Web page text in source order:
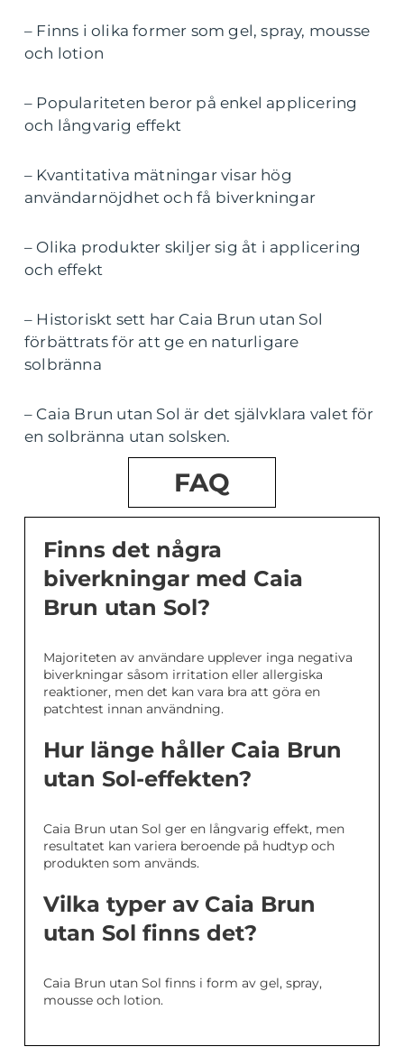
– Finns i olika former som gel, spray, mousse
och lotion
– Populariteten beror på enkel applicering
och långvarig effekt
– Kvantitativa mätningar visar hög
användarnöjdhet och få biverkningar
– Olika produkter skiljer sig åt i applicering
och effekt
– Historiskt sett har Caia Brun utan Sol
förbättrats för att ge en naturligare
solbränna
– Caia Brun utan Sol är det självklara valet för
en solbränna utan solsken.
FAQ
Finns det några
biverkningar med Caia
Brun utan Sol?
Majoriteten av användare upplever inga negativa
biverkningar såsom irritation eller allergiska
reaktioner, men det kan vara bra att göra en
patchtest innan användning.
Hur länge håller Caia Brun
utan Sol-effekten?
Caia Brun utan Sol ger en långvarig effekt, men
resultatet kan variera beroende på hudtyp och
produkten som används.
Vilka typer av Caia Brun
utan Sol finns det?
Caia Brun utan Sol finns i form av gel, spray,
mousse och lotion.